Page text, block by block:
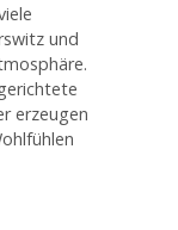
und
erzeugen